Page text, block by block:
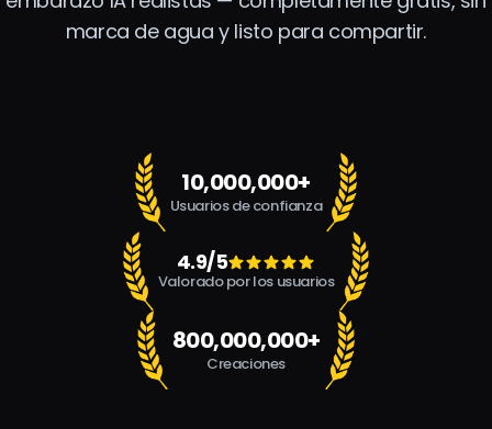
marca de agua y listo para compartir.
10,000,000+
Usuarios de confianza
4.9/5
Valorado por los usuarios
800,000,000+
Creaciones